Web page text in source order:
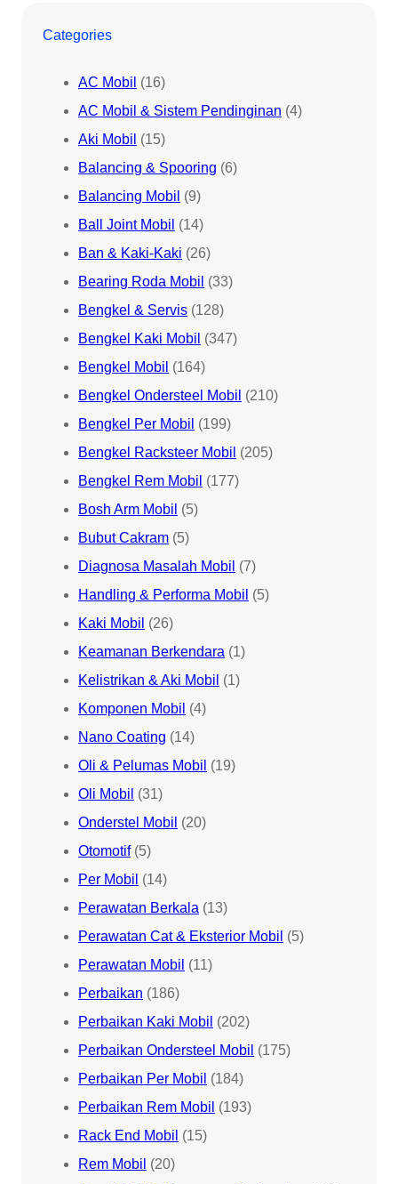
Categories
AC Mobil (16)
AC Mobil & Sistem Pendinginan (4)
Aki Mobil (15)
Balancing & Spooring (6)
Balancing Mobil (9)
Ball Joint Mobil (14)
Ban & Kaki-Kaki (26)
Bearing Roda Mobil (33)
Bengkel & Servis (128)
Bengkel Kaki Mobil (347)
Bengkel Mobil (164)
Bengkel Ondersteel Mobil (210)
Bengkel Per Mobil (199)
Bengkel Racksteer Mobil (205)
Bengkel Rem Mobil (177)
Bosh Arm Mobil (5)
Bubut Cakram (5)
Diagnosa Masalah Mobil (7)
Handling & Performa Mobil (5)
Kaki Mobil (26)
Keamanan Berkendara (1)
Kelistrikan & Aki Mobil (1)
Komponen Mobil (4)
Nano Coating (14)
Oli & Pelumas Mobil (19)
Oli Mobil (31)
Onderstel Mobil (20)
Otomotif(5)
Per Mobil (14)
Perawatan Berkala (13)
Perawatan Cat & Eksterior Mobil (5)
Perawatan Mobil (11)
Perbaikan (186)
Perbaikan Kaki Mobil (202)
Perbaikan Ondersteel Mobil (175)
Perbaikan Per Mobil (184)
Perbaikan Rem Mobil (193)
Rack End Mobil (15)
Rem Mobil (20)